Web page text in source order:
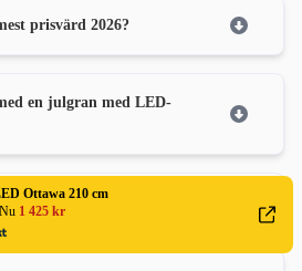
Ottawa 210 cm
1 425 kr
prisvärd 2026?
en julgran med LED-
är naturtrogen?